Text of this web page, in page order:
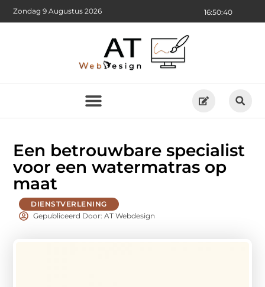
16:50:42
Zondag 9 Augustus 2026
Een betrouwbare specialist
voor een watermatras op
maat
DIENSTVERLENING
Gepubliceerd Door: AT Webdesign